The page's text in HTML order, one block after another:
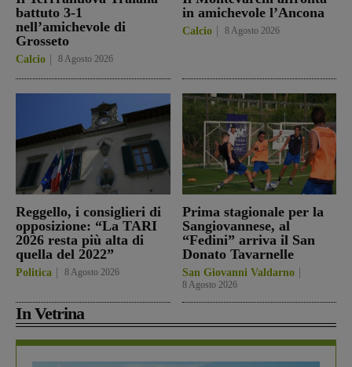
battuto 3-1
nell’amichevole di
Grosseto
Calcio 8 Agosto 2026
in amichevole l’Ancona
Calcio 8 Agosto 2026
Reggello, i consiglieri di
opposizione: “La TARI
2026 resta più alta di
quella del 2022”
Politica 8 Agosto 2026
Prima stagionale per la
Sangiovannese, al
“Fedini” arriva il San
Donato Tavarnelle
San Giovanni Valdarno
8 Agosto 2026
In Vetrina